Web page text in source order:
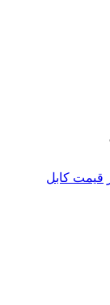
قیمت کابل